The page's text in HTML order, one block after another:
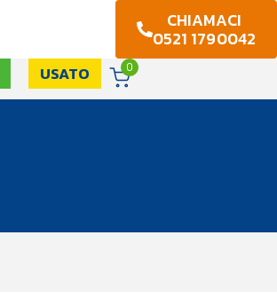
CHIAMACI
0521 1790042
USATO 0